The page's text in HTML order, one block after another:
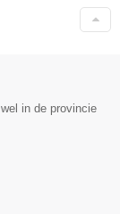
in de provincie